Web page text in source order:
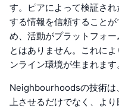
す。ピアによって検証さ
する情報を信頼すること
め、活動がプラットフォ
とはありません。これに
ンライン環境が生まれます
Neighbourhoodsの技術は
上させるだけでなく、よ